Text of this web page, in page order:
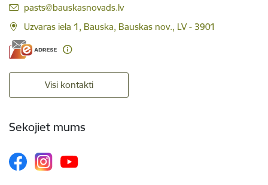
E-pasts:
pasts@bauskasnovads.lv
Uzvaras iela 1, Bauska, Bauskas nov., LV - 3901
Visi kontakti
Sekojiet mums